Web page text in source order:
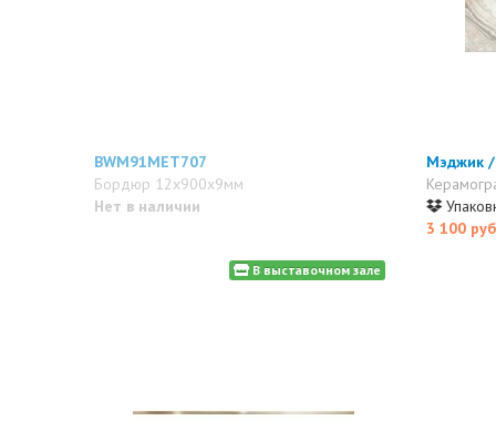
BWM91MET707
Бордюр 12x900x9мм
Нет в наличии
Мэджик /
3 100
В выставочном зале